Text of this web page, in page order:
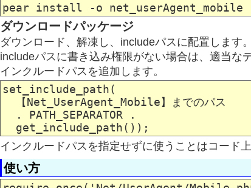
ダウンロードパッケージ
ダウンロード、解凍し、includeパスに配置します。
includeパスに書き込み権限がない場合は、適当な
インクルードパスを追加します。
set_include_path(
  【Net_UserAgent_Mobile】までのパス
  . PATH_SEPARATOR .
インクルードパスを指定せずに使うことはコード上
使い方